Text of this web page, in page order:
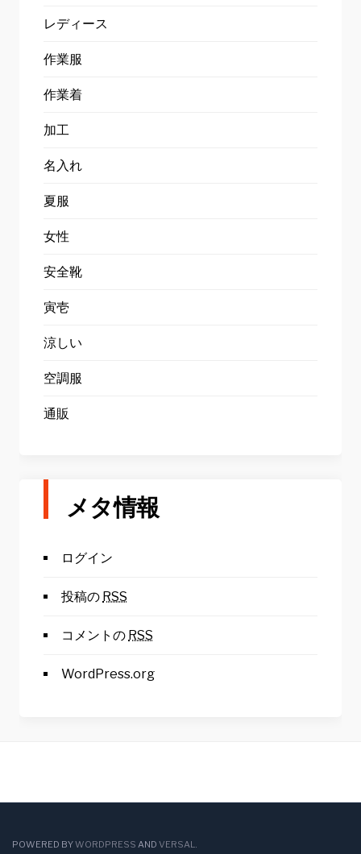
レディース
作業服
作業着
加工
名入れ
夏服
女性
安全靴
寅壱
涼しい
空調服
通販
メタ情報
ログイン
投稿の RSS
コメントの RSS
WordPress.org
POWERED BYWORDPRESS AND VERSAL.